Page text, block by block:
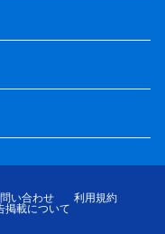
い合わせ
利用規約
掲載について